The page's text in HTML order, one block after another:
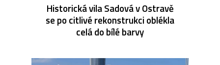
Historická vila Sadová v Ostravě
se po citlivé rekonstrukci oblékla
celá do bílé barvy